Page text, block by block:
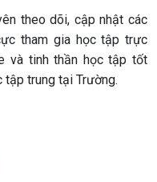
theo dõi, cập nhật các
tham gia học tập trực
và tinh thần học tập tốt
tập trung tại Trường.